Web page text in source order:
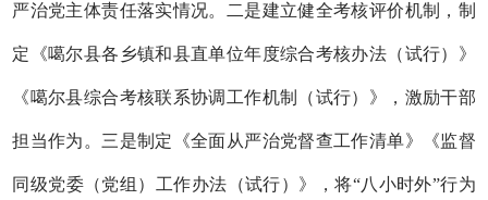
严治党主体责任落实情况。二是建立健全考核评价机制，制
定《噶尔县各乡镇和县直单位年度综合考核办法（试行）》
《噶尔县综合考核联系协调工作机制（试行）》，激励干部
担当作为。三是制定《全面从严治党督查工作清单》《监督
同级党委（党组）工作办法（试行）》，将“八小时外”行为